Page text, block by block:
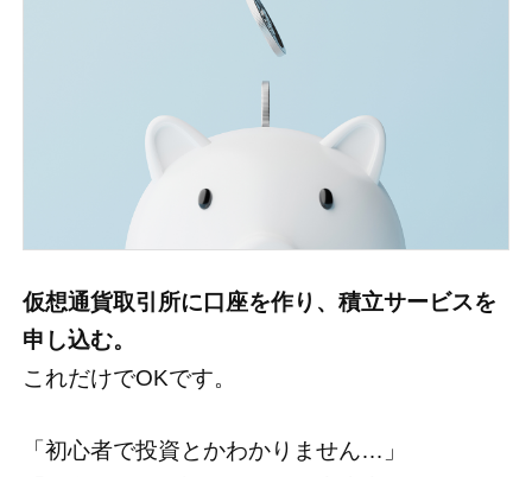
仮想通貨取引所に口座を作り、積立サービスを
申し込む。
これだけでOKです。
「初心者で投資とかわかりません…」